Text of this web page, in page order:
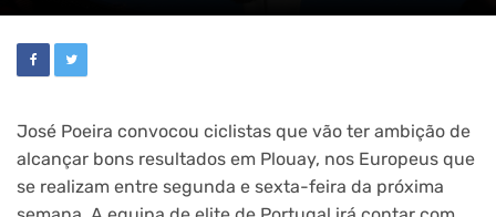
José Poeira convocou ciclistas que vão ter ambição de
alcançar bons resultados em Plouay, nos Europeus que
se realizam entre segunda e sexta-feira da próxima